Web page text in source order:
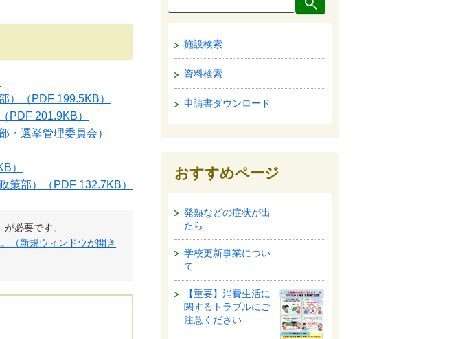
）
（PDF 199.5KB）
（PDF 201.9KB）
・選挙管理委員会）
）
策部）
（PDF 132.7KB）
必要です。
（新規ウィンドウが開き
施設検索
資料検索
申請書ダウンロード
おすすめページ
発熱などの症状が出
たら
学校更新事業につい
て
【重要】消費生活に
関するトラブルにご
注意ください